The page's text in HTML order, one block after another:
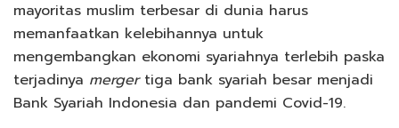
mayoritas muslim terbesar di dunia harus
memanfaatkan kelebihannya untuk
mengembangkan ekonomi syariahnya terlebih paska
terjadinya mergertiga bank syariah besar menjadi
Bank Syariah Indonesia dan pandemi Covid-19.